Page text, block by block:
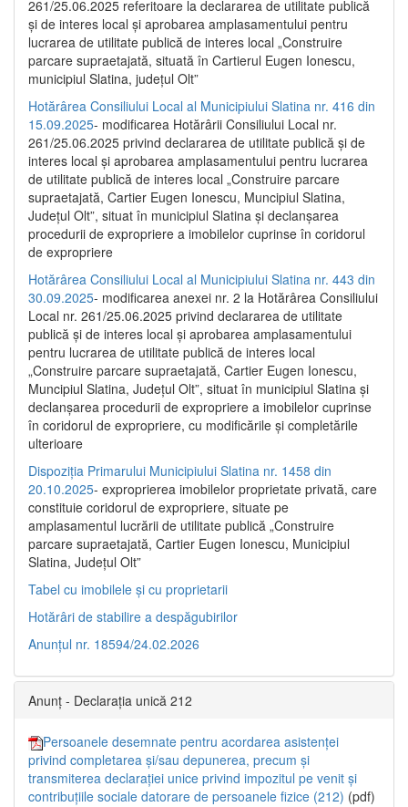
261/25.06.2025 referitoare la declararea de utilitate publică
și de interes local și aprobarea amplasamentului pentru
lucrarea de utilitate publică de interes local „Construire
parcare supraetajată, situată în Cartierul Eugen Ionescu,
municipiul Slatina, județul Olt”
Hotărârea Consiliului Local al Municipiului Slatina nr. 416 din
15.09.2025- modificarea Hotărârii Consiliului Local nr.
261/25.06.2025 privind declararea de utilitate publică și de
interes local și aprobarea amplasamentului pentru lucrarea
de utilitate publică de interes local „Construire parcare
supraetajată, Cartier Eugen Ionescu, Muncipiul Slatina,
Județul Olt”, situat în municipiul Slatina și declanșarea
procedurii de expropriere a imobilelor cuprinse în coridorul
de expropriere
Hotărârea Consiliului Local al Municipiului Slatina nr. 443 din
30.09.2025- modificarea anexei nr. 2 la Hotărârea Consiliului
Local nr. 261/25.06.2025 privind declararea de utilitate
publică şi de interes local şi aprobarea amplasamentului
pentru lucrarea de utilitate publică de interes local
„Construire parcare supraetajată, Cartier Eugen Ionescu,
Muncipiul Slatina, Judeţul Olt”, situat în municipiul Slatina şi
declanşarea procedurii de expropriere a imobilelor cuprinse
în coridorul de expropriere, cu modificările şi completările
ulterioare
Dispoziția Primarului Municipiului Slatina nr. 1458 din
20.10.2025- exproprierea imobilelor proprietate privată, care
constituie coridorul de expropriere, situate pe
amplasamentul lucrării de utilitate publică „Construire
parcare supraetajată, Cartier Eugen Ionescu, Municipiul
Slatina, Județul Olt”
Tabel cu imobilele și cu proprietarii
Hotărâri de stabilire a despăgubirilor
Anunțul nr. 18594/24.02.2026
Anunț - Declarația unică 212
Persoanele desemnate pentru acordarea asistenței
privind completarea și/sau depunerea, precum și
transmiterea declarației unice privind impozitul pe venit și
contribuțiile sociale datorare de persoanele fizice (212) (pdf)